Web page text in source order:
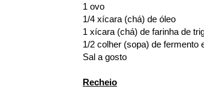
1 ovo
1/4 xícara (chá) de óleo
1 xícara (chá) de farinha de
1/2 colher (sopa) de fermento
Sal a gosto
Recheio